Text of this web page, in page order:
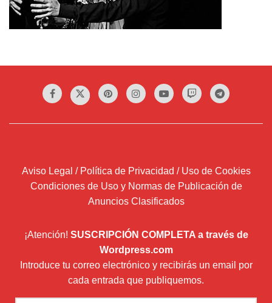
Aviso Legal / Política de Privacidad / Uso de Cookies
Condiciones de Uso y Normas de Publicación de
Anuncios Clasificados
¡Atención! SUSCRIPCIÓN COMPLETA a través de
Wordpress.com
Introduce tu correo electrónico y recibirás un email por
cada entrada que publiquemos.